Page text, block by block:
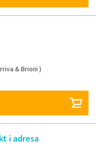
& Brioni )
i adresa